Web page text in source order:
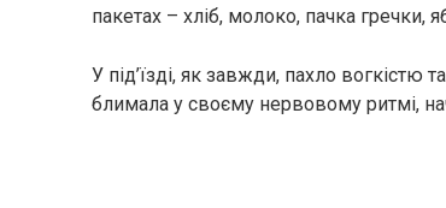
пакетах – хліб, молоко, пачка гречки,
У під’їзді, як завжди, пахло
блимала у своєму нервовому ритмі,